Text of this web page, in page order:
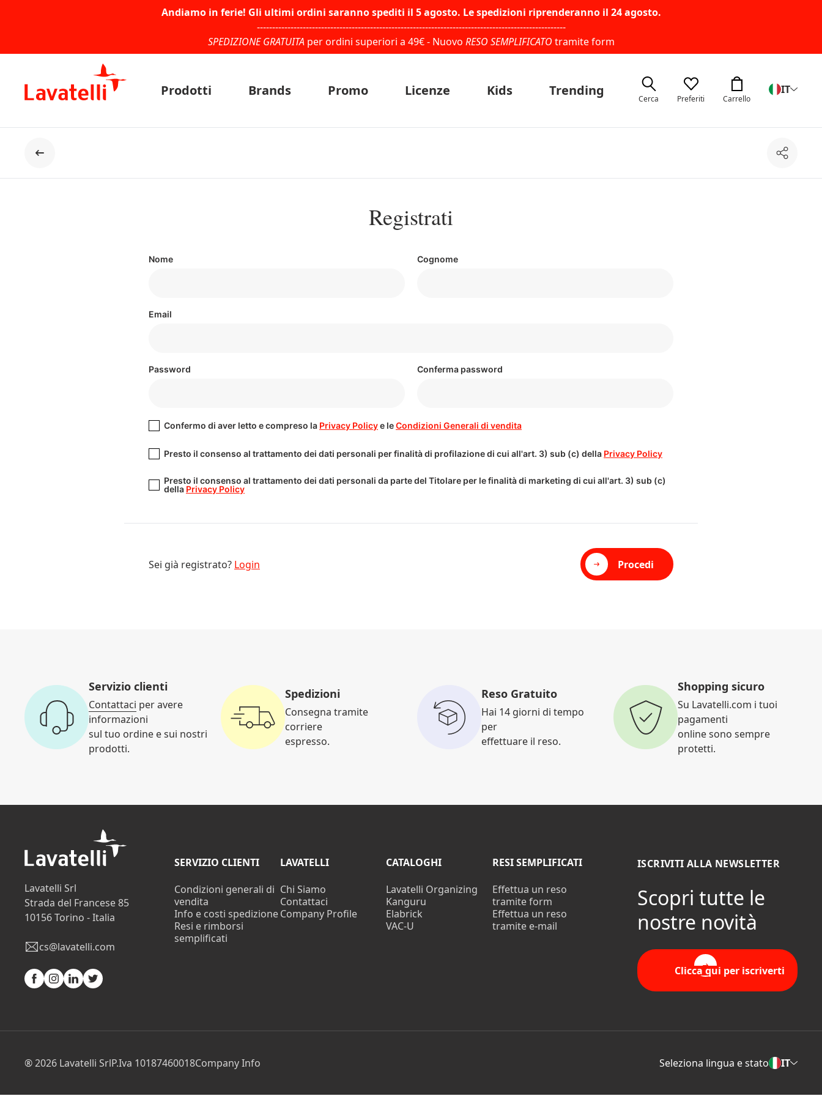
Andiamo in ferie! Gli ultimi ordini saranno spediti il 5 agosto. Le spedizioni riprenderanno il 24 agosto.
-----------------------------------------------------------------------------------------------------
SPEDIZIONE GRATUITAper ordini superiori a 49€ - Nuovo RESO SEMPLIFICATO tramite form
Prodotti Brands Promo Licenze Kids Trending
Cerca Preferiti Carrello
IT
Indietro
Registrati
Nome Cognome
Email
Password Conferma password
Confermo di aver letto e compreso la Privacy Policye leCondizioni Generali di vendita
Presto il consenso al trattamento dei dati personali per finalità di profilazione di cui all'art. 3) sub (c) della Privacy Policy
Presto il consenso al trattamento dei dati personali da parte del Titolare per le finalità di marketing di cui all'art. 3) sub (c)
della Privacy Policy
Procedi
Sei già registrato? Login
Servizio clienti
Contattaci per avere
informazioni
sul tuo ordine e sui nostri
prodotti.
Spedizioni
Consegna tramite
corriere
espresso.
Reso Gratuito
Hai 14 giorni di tempo
per
effettuare il reso.
Shopping sicuro
Su Lavatelli.com i tuoi
pagamenti
online sono sempre
protetti.
ISCRIVITI ALLA NEWSLETTER
Scopri tutte le
nostre novità
Clicca qui per iscriverti
SERVIZIO CLIENTI
Condizioni generali di
vendita
Info e costi spedizione
Resi e rimborsi
semplificati
LAVATELLI
Chi Siamo
Contattaci
Company Profile
CATALOGHI
Lavatelli Organizing
Kanguru
Elabrick
VAC-U
RESI SEMPLIFICATI
Effettua un reso
tramite form
Effettua un reso
tramite e-mail
Lavatelli Srl
Strada del Francese 85
10156 Torino - Italia
cs@lavatelli.com
Facebook
Instagram
LinkedinTwitter
® 2026 Lavatelli SrlP.Iva 10187460018Company Info Seleziona lingua e stato IT